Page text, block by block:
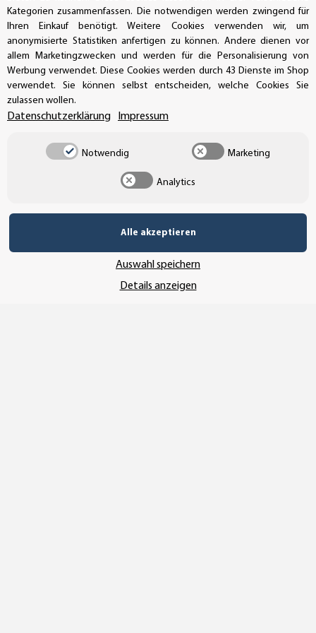
info@aufkleberdealer.de
UNSER AFFILIATE-PROGRAMM
UNSER VERSANDDIENSTLEISTER
Kategorien zusammenfassen. Die notwendigen werden zwingend für
Ihren Einkauf benötigt. Weitere Cookies verwenden wir, um
anonymisierte Statistiken anfertigen zu können. Andere dienen vor
allem Marketingzwecken und werden für die Personalisierung von
Werbung verwendet. Diese Cookies werden durch 43 Dienste im Shop
verwendet. Sie können selbst entscheiden, welche Cookies Sie
zulassen wollen.
Datenschutzerklärung Impressum
Notwendig Marketing
Analytics
Alle akzeptieren
Auswahl speichern
Details anzeigen